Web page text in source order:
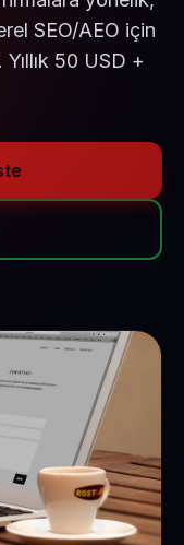
SEO/AEO için
50 USD +